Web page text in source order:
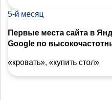
5-й месяц
Первые места сайта в
Google по
«кровать», «купить стол»